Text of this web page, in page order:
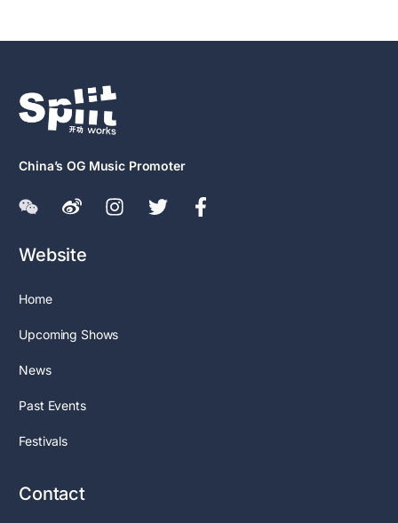
China’s OG Music Promoter
Website
Home
Upcoming Shows
News
Past Events
Festivals
Contact